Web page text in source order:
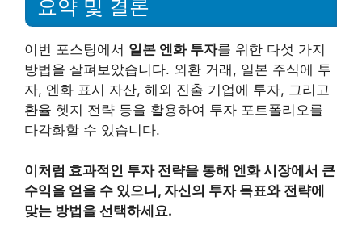
요약 및 결론
이번 포스팅에서 일본 엔화 투자를 위한 다섯 가지
방법을 살펴보았습니다. 외환 거래, 일본 주식에 투
자, 엔화 표시 자산, 해외 진출 기업에 투자, 그리고
환율 헷지 전략 등을 활용하여 투자 포트폴리오를
다각화할 수 있습니다.
이처럼 효과적인 투자 전략을 통해 엔화 시장에서 큰
수익을 얻을 수 있으니, 자신의 투자 목표와 전략에
맞는 방법을 선택하세요.